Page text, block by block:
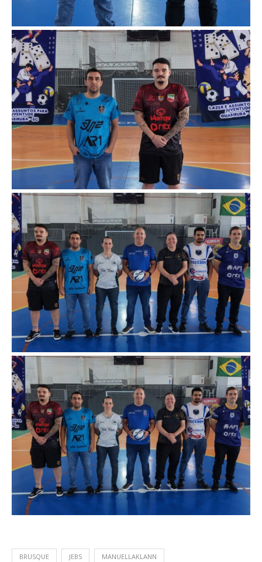
BRUSQUE JEBS MANUELLAKLANN